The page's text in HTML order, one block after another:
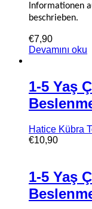
Informationen
beschrieben.
€7,90
Devamını oku
1-5 Yaş
Hatice Kübra
€10,90
1-5 Yaş